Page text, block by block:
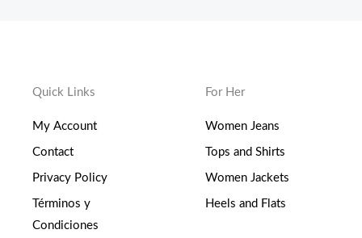
Quick Links
My Account
Contact
Privacy Policy
Términos y
Condiciones
For Her
Women Jeans
Tops and Shirts
Women Jackets
Heels and Flats